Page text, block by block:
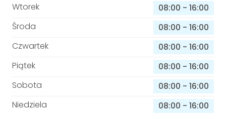
Wtorek
08:00 - 16:00
Środa
08:00 - 16:00
Czwartek
08:00 - 16:00
Piątek
08:00 - 16:00
Sobota
08:00 - 16:00
Niedziela
08:00 - 16:00